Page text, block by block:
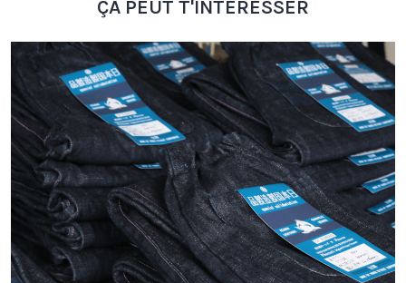
ÇA PEUT T'INTÉRESSER